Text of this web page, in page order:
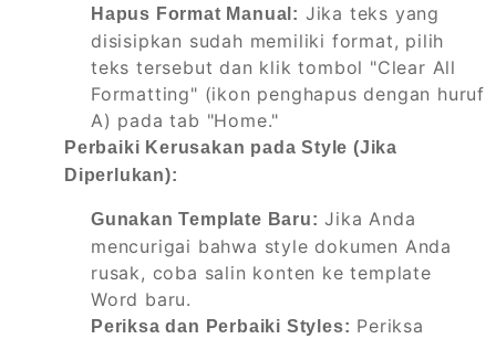
Hapus Format Manual: Jika teks yang
disisipkan sudah memiliki format, pilih
teks tersebut dan klik tombol "Clear All
Formatting" (ikon penghapus dengan huruf
A) pada tab "Home."
Perbaiki Kerusakan pada Style (Jika
Diperlukan):
Gunakan Template Baru: Jika Anda
mencurigai bahwa style dokumen Anda
rusak, coba salin konten ke template
Word baru.
Periksa dan Perbaiki Styles: Periksa